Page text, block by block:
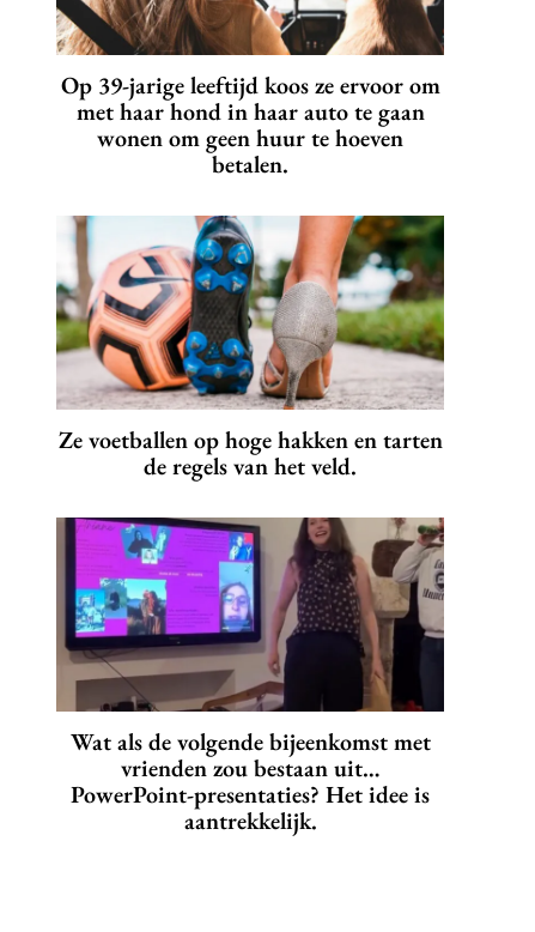
Op 39-jarige leeftijd koos ze ervoor om
met haar hond in haar auto te gaan
wonen om geen huur te hoeven
betalen.
Ze voetballen op hoge hakken en tarten
de regels van het veld.
Wat als de volgende bijeenkomst met
vrienden zou bestaan uit…
PowerPoint-presentaties? Het idee is
aantrekkelijk.